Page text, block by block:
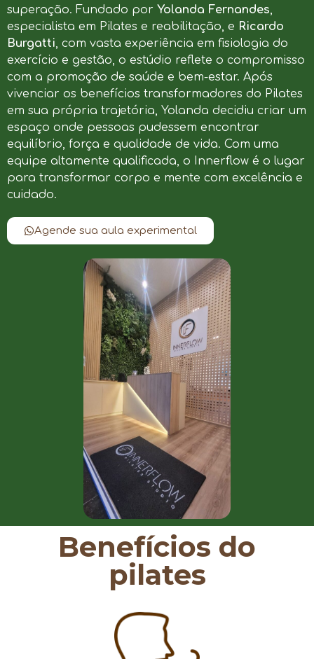
superação. Fundado por Yolanda Fernandes,
especialista em Pilates e reabilitação, e Ricardo
Burgatti, com vasta experiência em fisiologia do
exercício e gestão, o estúdio reflete o compromisso
com a promoção de saúde e bem-estar. Após
vivenciar os benefícios transformadores do Pilates
em sua própria trajetória, Yolanda decidiu criar um
espaço onde pessoas pudessem encontrar
equilíbrio, força e qualidade de vida. Com uma
equipe altamente qualificada, o Innerflow é o lugar
para transformar corpo e mente com excelência e
cuidado.
Agende sua aula experimental
Benefícios do
pilates